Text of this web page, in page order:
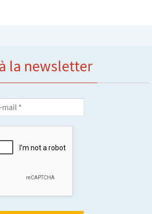
la newsletter